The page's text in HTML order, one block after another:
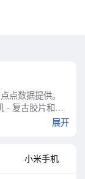
点数据提供。
- 复古胶片和
器、轻颜 - 记录
萌-你就这么好
超清美颜等
展开
小米手机